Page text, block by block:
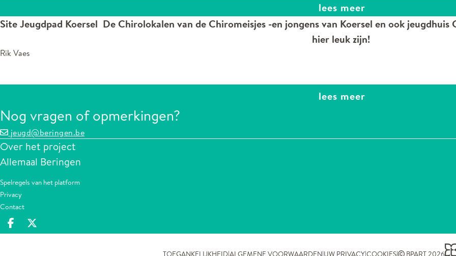
lees meer
Site Jeugdpad Koersel De Chirolokalen van de Chiromeisjes -en jongens van Koersel en ook jeugdhuis
hier leuk zijn!
Rik Vaes
lees meer
Nog vragen of opmerkingen?
jeugd@beringen.be
Over het project
Allemaal Beringen
Spelregels van het platform
Privacy
Contact
Deel op facebook
Deel op X
TOEGANKELIJKHEIDALGEMENE VOORWAARDEN UW PRIVACYCOOKIES BPART 2026